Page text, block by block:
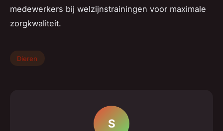
medewerkers bij welzijnstrainingen voor maximale
zorgkwaliteit.
Dieren
S